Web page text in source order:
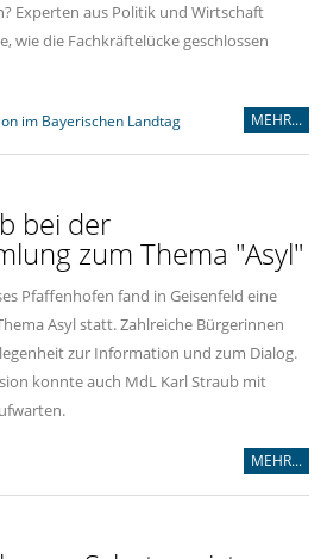
Experten aus Politik und Wirtschaft
wie die Fachkräftelücke geschlossen
im Bayerischen Landtag MEHR...
bei der
zum Thema "Asyl"
Pfaffenhofen fand in Geisenfeld eine
Asyl statt. Zahlreiche Bürgerinnen
zur Information und zum Dialog.
konnte auch MdL Karl Straub mit
MEHR...